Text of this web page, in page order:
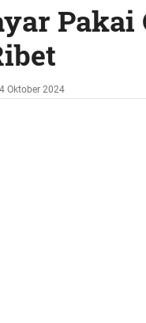
Pakai
Oktober 2024